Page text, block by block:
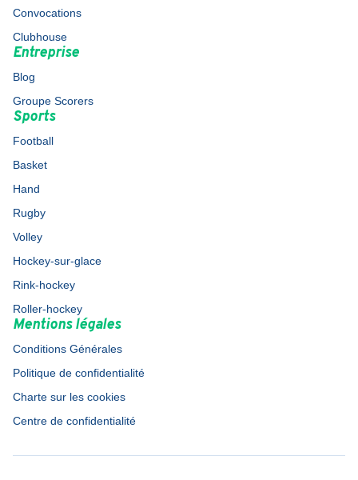
Convocations
Clubhouse
Entreprise
Blog
Groupe Scorers
Sports
Football
Basket
Hand
Rugby
Volley
Hockey-sur-glace
Rink-hockey
Roller-hockey
Mentions légales
Conditions Générales
Politique de confidentialité
Charte sur les cookies
Centre de confidentialité